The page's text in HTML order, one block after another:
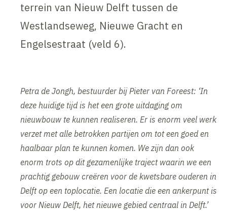
terrein van Nieuw Delft tussen de
Westlandseweg, Nieuwe Gracht en
Engelsestraat (veld 6).
Petra de Jongh, bestuurder bij Pieter van Foreest: ‘In
deze huidige tijd is het een grote uitdaging om
nieuwbouw te kunnen realiseren. Er is enorm veel werk
verzet met alle betrokken partijen om tot een goed en
haalbaar plan te kunnen komen. We zijn dan ook
enorm trots op dit gezamenlijke traject waarin we een
prachtig gebouw creëren voor de kwetsbare ouderen in
Delft op een toplocatie. Een locatie die een ankerpunt is
voor Nieuw Delft, het nieuwe gebied centraal in Delft.’